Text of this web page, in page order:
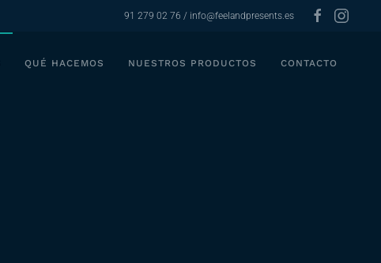
91 279 02 76 / info@feelandpresents.es
QUÉ HACEMOS NUESTROS PRODUCTOS CONTACTO